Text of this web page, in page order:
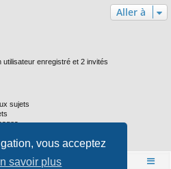
vous acceptez
savoir plus
Aller à
enregistré et 2 invités
sujets